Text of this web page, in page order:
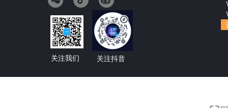
关注我们 关注抖音